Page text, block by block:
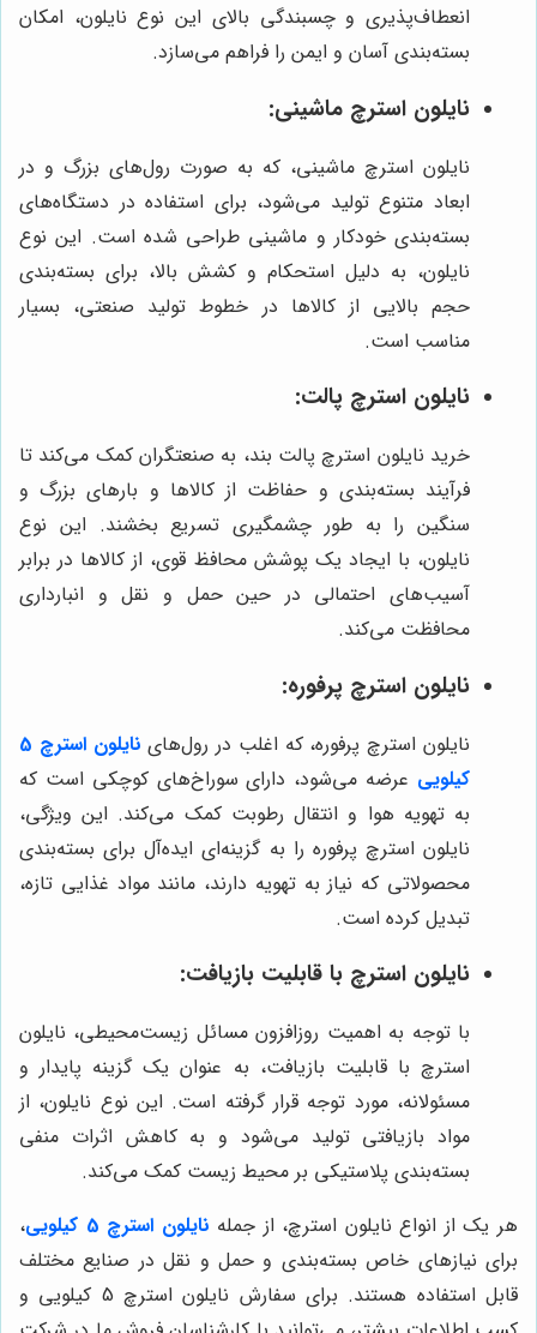
انعطاف‌پذیری و چسبندگی بالای این نوع نایلون، امکان
بسته‌بندی آسان و ایمن را فراهم می‌سازد.
نایلون استرچ ماشینی:
نایلون استرچ ماشینی، که به صورت رول‌های بزرگ و در
ابعاد متنوع تولید می‌شود، برای استفاده در دستگاه‌های
بسته‌بندی خودکار و ماشینی طراحی شده است. این نوع
نایلون، به دلیل استحکام و کشش بالا، برای بسته‌بندی
حجم بالایی از کالاها در خطوط تولید صنعتی، بسیار
مناسب است.
نایلون استرچ پالت:
خرید نایلون استرچ پالت بند، به صنعتگران کمک می‌کند تا
فرآیند بسته‌بندی و حفاظت از کالاها و بارهای بزرگ و
سنگین را به طور چشمگیری تسریع بخشند. این نوع
نایلون، با ایجاد یک پوشش محافظ قوی، از کالاها در برابر
آسیب‌های احتمالی در حین حمل و نقل و انبارداری
محافظت می‌کند.
نایلون استرچ پرفوره:
نایلون استرچ پرفوره، که اغلب در رول‌های
نایلون استرچ 5
کیلویی عرضه می‌شود، دارای سوراخ‌های کوچکی است که
به تهویه هوا و انتقال رطوبت کمک می‌کند. این ویژگی،
نایلون استرچ پرفوره را به گزینه‌ای ایده‌آل برای بسته‌بندی
محصولاتی که نیاز به تهویه دارند، مانند مواد غذایی تازه،
تبدیل کرده است.
نایلون استرچ با قابلیت بازیافت:
با توجه به اهمیت روزافزون مسائل زیست‌محیطی، نایلون
استرچ با قابلیت بازیافت، به عنوان یک گزینه پایدار و
مسئولانه، مورد توجه قرار گرفته است. این نوع نایلون، از
مواد بازیافتی تولید می‌شود و به کاهش اثرات منفی
بسته‌بندی پلاستیکی بر محیط زیست کمک می‌کند.
هر یک از انواع نایلون استرچ، از جمله نایلون استرچ 5 کیلویی
،
برای نیازهای خاص بسته‌بندی و حمل و نقل در صنایع مختلف
قابل استفاده هستند. برای سفارش نایلون استرچ 5 کیلویی و